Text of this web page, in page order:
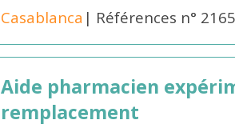
Casablanca | Références n°
Aide pharmacien
remplacement